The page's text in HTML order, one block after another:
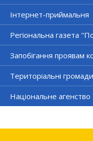
Інтернет-приймальня
Регіональна газета
Запобігання проявам
Територіальні громади
Національне